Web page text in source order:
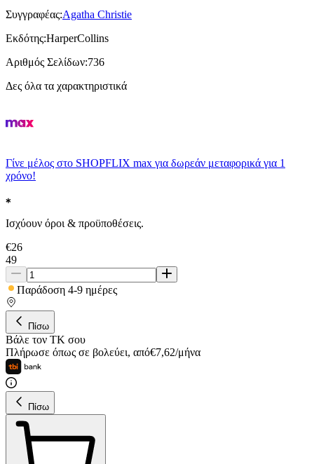
Συγγραφέας:Agatha Christie
Εκδότης:HarperCollins
Αριθμός Σελίδων:736
Δες όλα τα χαρακτηριστικά
Γίνε μέλος στο SHOPFLIX max για δωρεάν μεταφορικά για 1
χρόνο!
Ισχύουν όροι & προϋποθέσεις.
€26
49
Παράδοση 4-9 ημέρες
Πίσω
Βάλε τον ΤΚ σου
Πλήρωσε όπως σε βολεύει, από€7,62/μήνα
Πίσω